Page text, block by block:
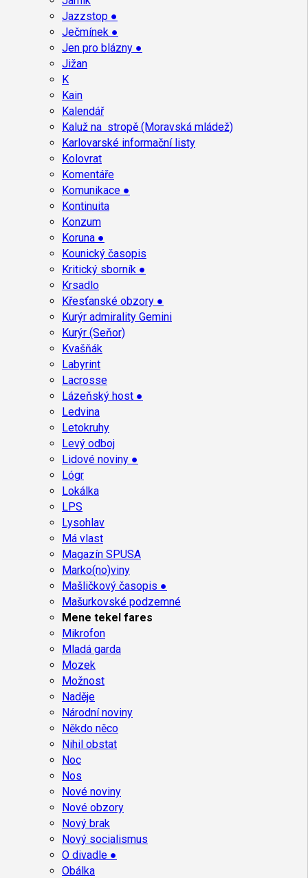
Jazzstop ●
Ječmínek ●
Jen pro blázny ●
Jižan
K
Kain
Kalendář
Kaluž na stropě (Moravská mládež)
Karlovarské informační listy
Kolovrat
Komentáře
Komunikace ●
Kontinuita
Konzum
Koruna ●
Kounický časopis
Kritický sborník ●
Krsadlo
Křesťanské obzory ●
Kurýr admirality Gemini
Kurýr (Seňor)
Kvašňák
Labyrint
Lacrosse
Lázeňský host ●
Ledvina
Letokruhy
Levý odboj
Lidové noviny ●
Lógr
Lokálka
LPS
Lysohlav
Má vlast
Magazín SPUSA
Marko(no)viny
Mašličkový časopis ●
Mašurkovské podzemné
Mene tekel fares
Mikrofon
Mladá garda
Mozek
Možnost
Naděje
Národní noviny
Někdo něco
Nihil obstat
Noc
Nos
Nové noviny
Nové obzory
Nový brak
Nový socialismus
O divadle ●
Obálka